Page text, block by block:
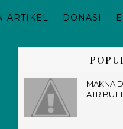
ARTIKEL DONASI
MAKNA
ATRIBUT